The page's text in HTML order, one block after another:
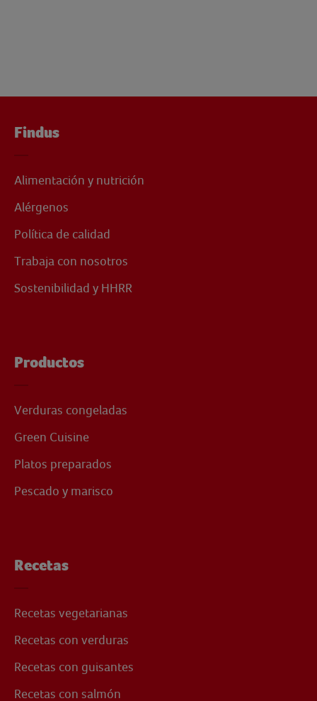
Findus
Alimentación y nutrición
Alérgenos
Política de calidad
Trabaja con nosotros
Sostenibilidad y HHRR
Productos
Verduras congeladas
Green Cuisine
Platos preparados
Pescado y marisco
Recetas
Recetas vegetarianas
Recetas con verduras
Recetas con guisantes
Recetas con salmón